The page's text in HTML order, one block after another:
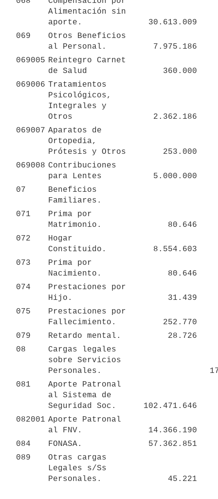
Alimentación sin
aporte.
30.613.009
069
Otros Beneficios
al Personal.
7.975.186
069005 Reintegro Carnet
de Salud
360.000
069006 Tratamientos
Psicológicos,
Integrales y
Otros
2.362.186
069007 Aparatos de
Ortopedia,
Prótesis y Otros
253.000
069008 Contribuciones
para Lentes
5.000.000
07
Beneficios
Familiares.
071
Prima por
Matrimonio.
80.646
072
Hogar
Constituido.
8.554.603
073
Prima por
Nacimiento.
80.646
074
Prestaciones por
Hijo.
31.439
075
Prestaciones por
Fallecimiento.
252.770
079
Retardo mental.
28.726
08
Cargas legales
sobre Servicios
Personales.
081
Aporte Patronal
al Sistema de
Seguridad Soc.
102.471.646
082001 Aporte Patronal
al FNV.
14.366.190
084
FONASA.
57.362.851
089
Otras cargas
Legales s/Ss
Personales.
45.221